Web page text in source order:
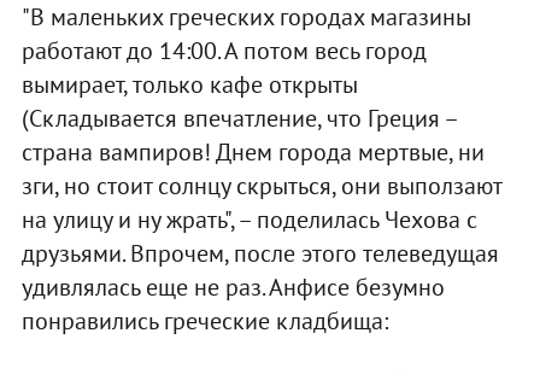
"В маленьких греческих городах магазины
работают до 14:00. А потом весь город
вымирает, только кафе открыты
(Складывается впечатление, что Греция –
страна вампиров! Днем города мертвые, ни
зги, но стоит солнцу скрыться, они выползают
на улицу и ну жрать", – поделилась Чехова с
друзьями. Впрочем, после этого телеведущая
удивлялась еще не раз. Анфисе безумно
понравились греческие кладбища: